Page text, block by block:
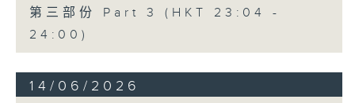
第三部份 Part 3 (HKT 23:04 -
24:00)
14/06/2026